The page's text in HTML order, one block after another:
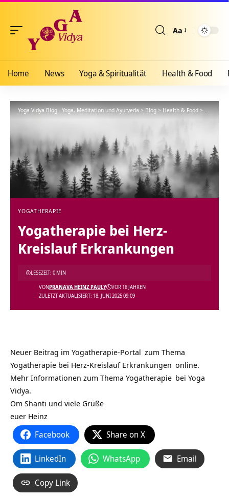
Aa
Home News Yoga & Spiritualität Health & Food
Yoga Vidya Blog - Yoga, Meditation und Ayurveda>Blog>Health & Food>
YOGATHERAPIE
Yogatherapie bei Herz-
Kreislauf Erkrankungen
ZULETZT AKTUALISIERT: 18. JUNI 2025 09:09
VONPRANAVA HEINZ PAULY VOR 18 JAHREN
LESEZEIT: 0 MIN
Neuer Beitrag im Yogatherapie-Portal zum Thema
Yogatherapie bei Herz-Kreislauf Erkrankungen online.
Mehr Informationen zum Thema Yogatherapie bei Yoga
Vidya.
Om Shanti und viele Grüße
euer Heinz
Facebook Share on X
LinkedIn WhatsApp Email
Copy Link